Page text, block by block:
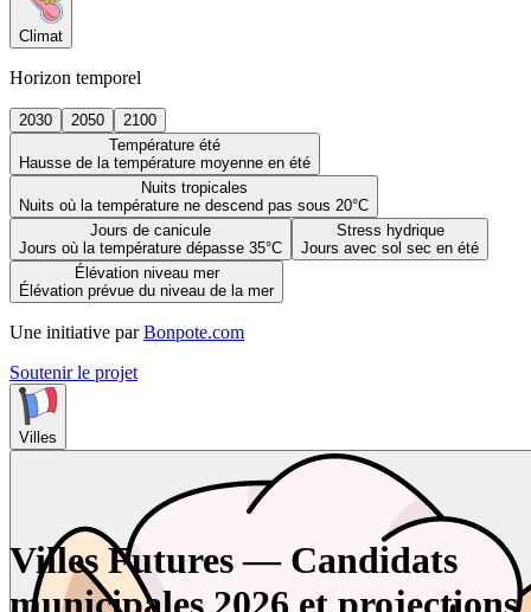
Climat
Horizon temporel
2030 2050
2100
Température été
Hausse de la température moyenne en été
Nuits tropicales
Nuits où la température ne descend pas sous 20°C
Jours de canicule
Jours où la température dépasse 35°C
Stress hydrique
Jours avec sol sec en été
Élévation niveau mer
Élévation prévue du niveau de la mer
Une initiative par Bonpote.com
Soutenir le projet
Villes
Villes Futures — Candidats